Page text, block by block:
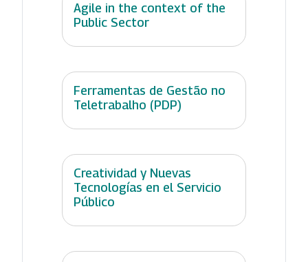
Agile in the context of the
Public Sector
Ferramentas de Gestão no
Teletrabalho (PDP)
Creatividad y Nuevas
Tecnologías en el Servicio
Público